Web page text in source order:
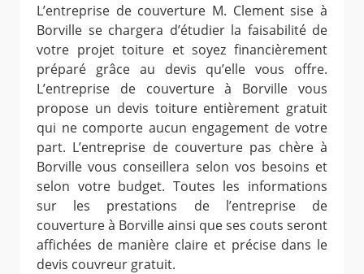
L’entreprise de couverture M. Clement sise à
Borville se chargera d’étudier la faisabilité de
votre projet toiture et soyez financièrement
préparé grâce au devis qu’elle vous offre.
L’entreprise de couverture à Borville vous
propose un devis toiture entièrement gratuit
qui ne comporte aucun engagement de votre
part. L’entreprise de couverture pas chère à
Borville vous conseillera selon vos besoins et
selon votre budget. Toutes les informations
sur les prestations de l’entreprise de
couverture à Borville ainsi que ses couts seront
affichées de manière claire et précise dans le
devis couvreur gratuit.